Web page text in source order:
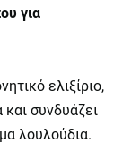
για
ελιξίριο,
συνδυάζει
λουλούδια.